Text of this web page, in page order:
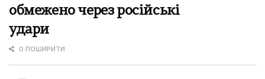
обмежено через російські
удари
0 ПОШИРИТИ